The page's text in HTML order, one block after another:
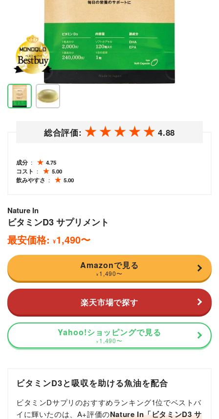
総合評価: 4.88
成分
4.75
コスト
5.00
飲みやすさ
5.00
Nature In
ビタミンD3 サプリメント
最安価格: ¥1,490〜
Amazonで見る
¥ 1,490〜
楽天市場で探す
Yahoo!ショッピングで見る
¥ 1,490〜
ビタミンD3と吸収を助ける魚油を配合
ビタミンDサプリのおすすめランキング1位でベストバ
イに輝いたのは、A+評価のNature In「ビタミンD3 サ